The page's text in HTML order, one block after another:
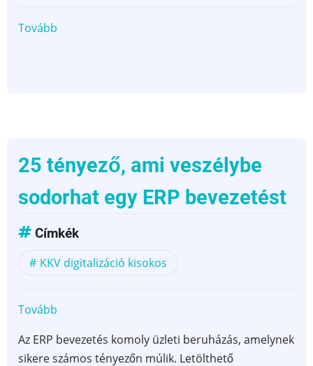
Tovább
Central,
hogyan
a
25 tényező, ami veszélybe
sodorhat egy ERP bevezetést
Címkék
KKV digitalizáció kisokos
Tovább
ami
Az ERP bevezetés komoly üzleti beruházás, amelynek
sikere számos tényezőn múlik. Letölthető